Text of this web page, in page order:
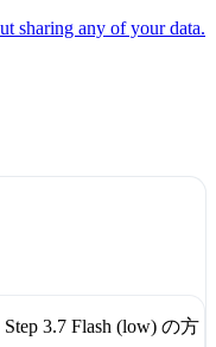
sharing any of your data.
Step 3.7 Flash (low) の方